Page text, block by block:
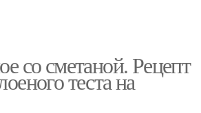
со сметаной. Рецепт
теста на